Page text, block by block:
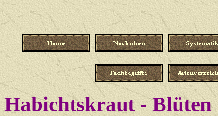
Habichtskraut - Blüten